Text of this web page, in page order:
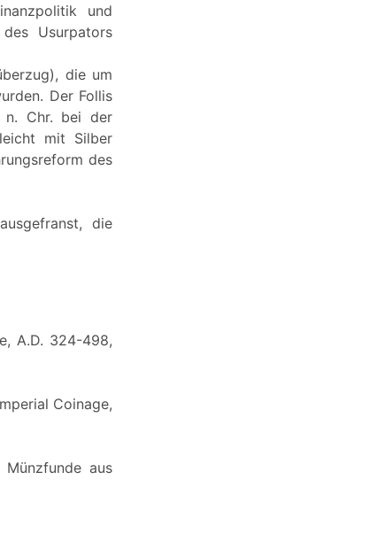
und
Usurpators
die um
Der Follis
n. Chr. bei der
mit Silber
des
die
A.D. 324-498,
Coinage,
aus